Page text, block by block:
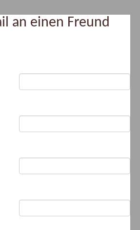
an einen Freund